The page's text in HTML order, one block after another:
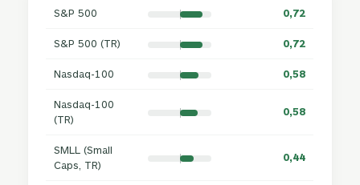
S&P 500 0,72
S&P 500 (TR) 0,72
Nasdaq-100 0,58
Nasdaq-100
(TR)
0,58
SMLL (Small
Caps, TR)
0,44